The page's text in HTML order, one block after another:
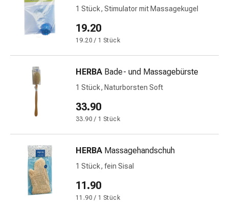
Herztherapie
Strümpfe
Kreislaufbeschwerden
Rauchstopp
Venenbeschwerden
Störung
Gedächtnis-
&
Heuschnupfen
Nase
1 Stück, Stimulator mit Massagekugel
19.20
19.20 / 1 Stück
HERBA Bade- und Massagebürste
1 Stück, Naturborsten Soft
33.90
33.90 / 1 Stück
HERBA Massagehandschuh
1 Stück, fein Sisal
11.90
11.90 / 1 Stück